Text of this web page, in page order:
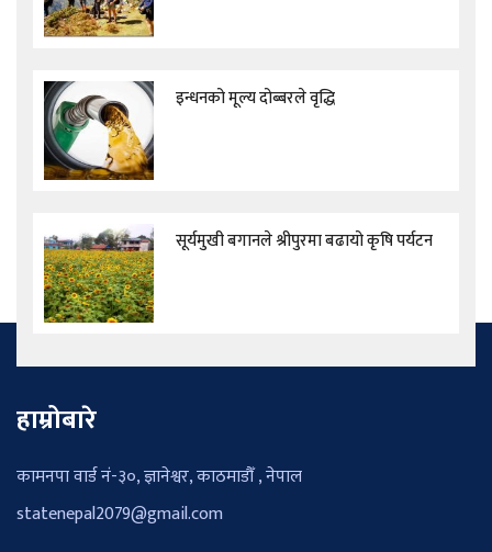
इन्धनको मूल्य दोब्बरले वृद्धि
सूर्यमुखी बगानले श्रीपुरमा बढायो कृषि पर्यटन
हाम्रोबारे
कामनपा वार्ड नं-३०, ज्ञानेश्वर, काठमाडौँ , नेपाल
statenepal2079@gmail.com